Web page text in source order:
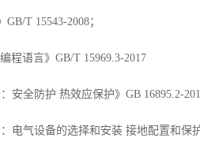
T 15543-2008；
程语言》GB/T 15969.3-2017
安全防护 热效应保护》GB 16895.2-
电气设备的选择和安装 接地配置和保